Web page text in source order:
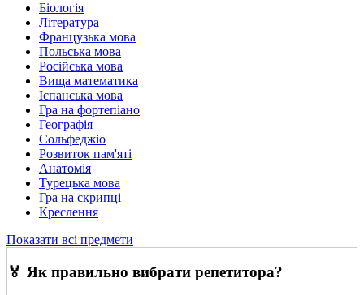
Біологія
Література
Французька мова
Польська мова
Російська мова
Вища математика
Іспанська мова
Гра на фортепіано
Географія
Сольфеджіо
Розвиток пам'яті
Анатомія
Турецька мова
Гра на скрипці
Креслення
Показати всі предмети
🏅 Як правильно вибрати репетитора?